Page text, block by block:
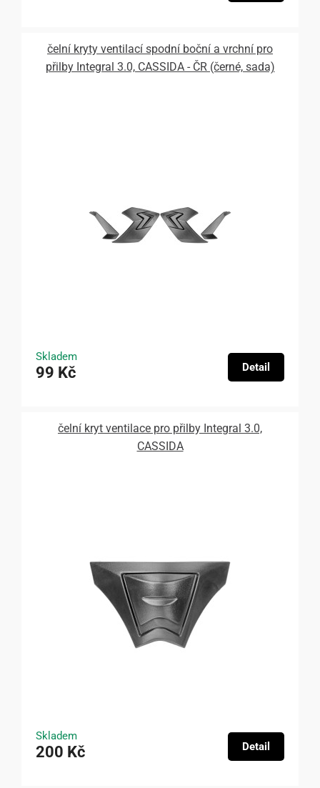
čelní kryty ventilací spodní boční a vrchní pro
přilby Integral 3.0, CASSIDA - ČR (černé, sada)
Skladem
99 Kč Detail
čelní kryt ventilace pro přilby Integral 3.0,
CASSIDA
Skladem
200 Kč Detail